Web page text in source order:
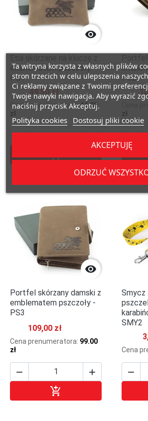

emblematem pszczoły
PS1
49,50 zł
Cena prenumeratora:44.00
zł
 

PS2
zł


Portfel skórzany damski z
emblematem pszczoły -
PS3
109,00 zł
Cena prenumeratora: 99.00
zł
 

Smycz
SMY2
Cena

Ta witryna korzysta z własnych plików
stron trzecich w celu ulepszenia
Ci reklamy związane z Twoimi
Twoje nawyki nawigacja. Aby wyrazić
naciśnij przycisk Akceptuj.
Polityka cookies Dostosuj pliki cookie
ODRZUĆ
AKCEPTUJĘ